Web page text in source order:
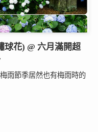
球花) @ 六月滿開超
雨節季居然也有梅雨時的